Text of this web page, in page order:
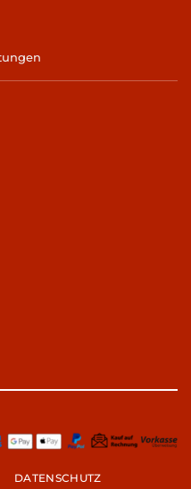
DATENSCHUTZ